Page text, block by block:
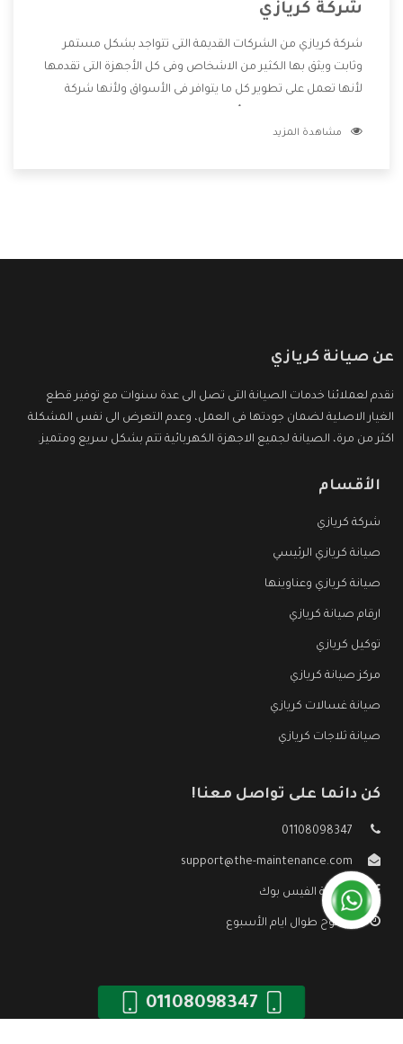
شركة كريازي
شركة كريازي من الشركات القديمة التى تتواجد بشكل مستمر
وثابت ويثق بها الكثير من الاشخاص وفى كل الأجهزة التى تقدمها
لأنها تعمل على تطوير كل ما يتوافر فى الأسواق ولأنها شركة
وتقدم للعملاء أقوى العروض والخصومات التى تسهل على
مشاهدة المزيد
عن صيانة كريازي
نقدم لعملائنا خدمات الصيانة التى تصل الى عدة سنوات مع توفير قطع
الغيار الاصلية لضمان جودتها فى العمل، وعدم التعرض الى نفس المشكلة
اكثر من مرة، الصيانة لجميع الاجهزة الكهربائية تتم بشكل سريع ومتميز.
الأقسام
شركة كريازي
صيانة كريازي الرئيسي
صيانة كريازي وعناوينها
ارقام صيانة كريازي
توكيل كريازي
مركز صيانة كريازي
صيانة غسالات كريازي
صيانة ثلاجات كريازي
كن دائما على تواصل معنا!
01108098347
support@the-maintenance.com
صفحة الفيس بوك
مفتوح طوال ايام الأسبوع
01108098347